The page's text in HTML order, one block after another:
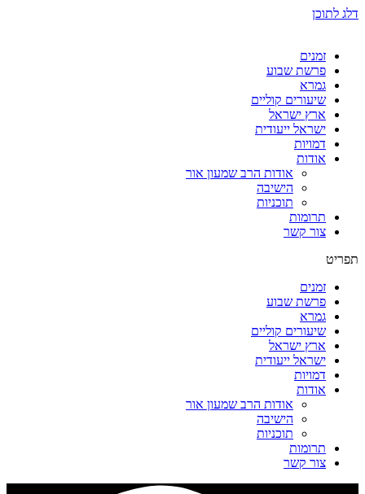
דלג לתוכן
זמנים
פרשת שבוע
גמרא
שיעורים קוליים
ארץ ישראל
ישראל ייעודית
דמויות
אודות
אודות הרב שמעון אור
הישיבה
תוכניות
תרומות
צור קשר
תפריט
זמנים
פרשת שבוע
גמרא
שיעורים קוליים
ארץ ישראל
ישראל ייעודית
דמויות
אודות
אודות הרב שמעון אור
הישיבה
תוכניות
תרומות
צור קשר